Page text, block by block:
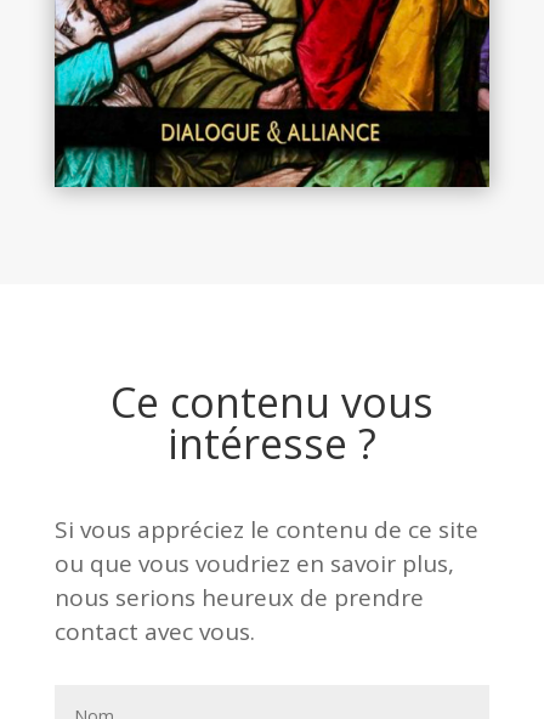
Ce contenu vous
intéresse ?
Si vous appréciez le contenu de ce site
ou que vous voudriez en savoir plus,
nous serions heureux de prendre
contact avec vous.